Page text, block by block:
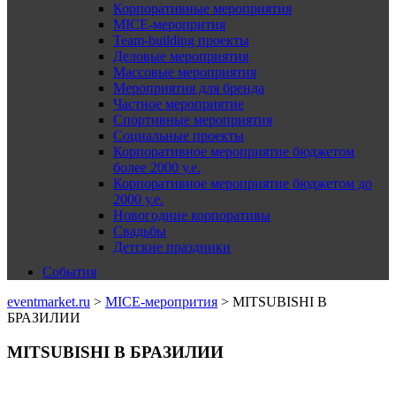
Корпоративные мероприятия
MICE-меропрития
Team-building проекты
Деловые мероприятия
Массовые мероприятия
Мероприятия для бренда
Частное мероприятие
Спортивные мероприятия
Социальные проекты
Корпоративное мероприятие бюджетом
более 2000 у.е.
Корпоративное мероприятие бюджетом до
2000 у.е.
Новогодние корпоративы
Свадьбы
Детские праздники
События
eventmarket.ru > MICE-меропрития > MITSUBISHI В
БРАЗИЛИИ
MITSUBISHI В БРАЗИЛИИ